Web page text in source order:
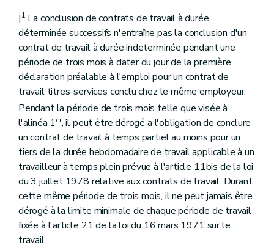
[1 La conclusion de contrats de travail à durée
déterminée successifs n'entraîne pas la conclusion d'un
contrat de travail à durée indeterminée pendant une
période de trois mois à dater du jour de la première
déclaration préalable à l'emploi pour un contrat de
travail titres-services conclu chez le même employeur.
Pendant la période de trois mois telle que visée à
l'alinéa 1er, il peut être dérogé a l'obligation de conclure
un contrat de travail à temps partiel au moins pour un
tiers de la durée hebdomadaire de travail applicable à un
travailleur à temps plein prévue à l'article 11bis de la loi
du 3 juillet 1978 relative aux contrats de travail. Durant
cette même période de trois mois, il ne peut jamais être
dérogé à la limite minimale de chaque période de travail
fixée à l'article 21 de la loi du 16 mars 1971 sur le
travail.